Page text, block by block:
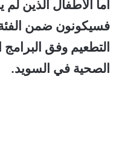
أما الأطفال الذين
فسيكونون ضمن
التطعيم وفق
الصحية في السويد.